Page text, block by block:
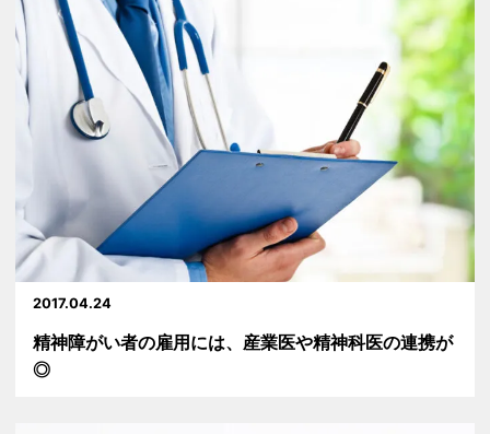
2017.04.24
精神障がい者の雇用には、産業医や精神科医の連携が
◎